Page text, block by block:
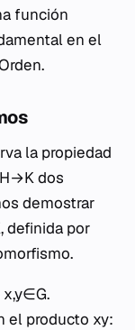
función
en el
la propiedad
dos
demostrar
definida por
x,y∈G.
el producto xy: